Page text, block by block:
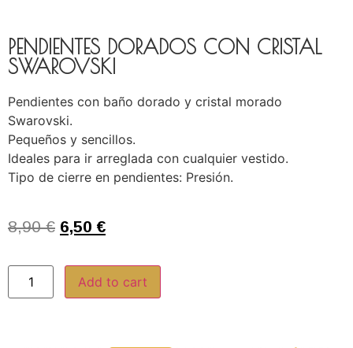
PENDIENTES DORADOS CON CRISTAL
SWAROVSKI
Pendientes con baño dorado y cristal morado
Swarovski.
Pequeños y sencillos.
Ideales para ir arreglada con cualquier vestido.
Tipo de cierre en pendientes: Presión.
8,90€ 6,50 €
Add to cart